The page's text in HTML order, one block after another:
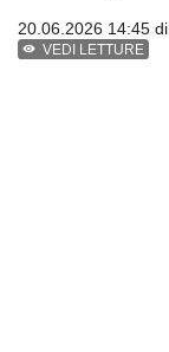
20.06.2026 14:45 di
VEDI LETTURE